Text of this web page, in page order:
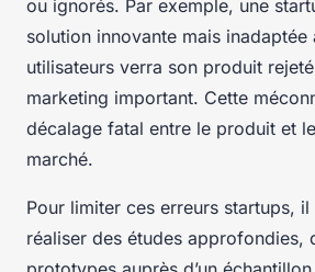
ou ignorés. Par exemple, une
solution innovante mais inadaptée
utilisateurs verra son produit
marketing important. Cette
décalage fatal entre le produit et
marché.
Pour limiter ces erreurs startups,
réaliser des études approfondies,